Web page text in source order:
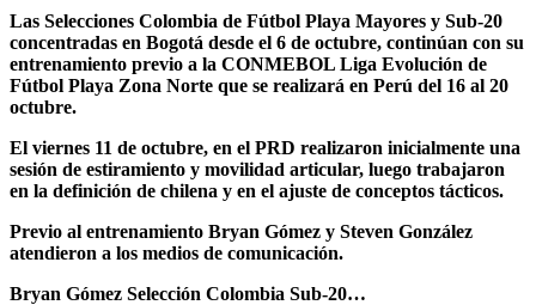
Las Selecciones Colombia de Fútbol Playa Mayores y Sub-20
concentradas en Bogotá desde el 6 de octubre, continúan con su
entrenamiento previo a la CONMEBOL Liga Evolución de
Fútbol Playa Zona Norte que se realizará en Perú del 16 al 20
octubre.
El viernes 11 de octubre, en el PRD realizaron inicialmente una
sesión de estiramiento y movilidad articular, luego trabajaron
en la definición de chilena y en el ajuste de conceptos tácticos.
Previo al entrenamiento Bryan Gómez y Steven González
atendieron a los medios de comunicación.
Bryan Gómez Selección Colombia Sub-20…